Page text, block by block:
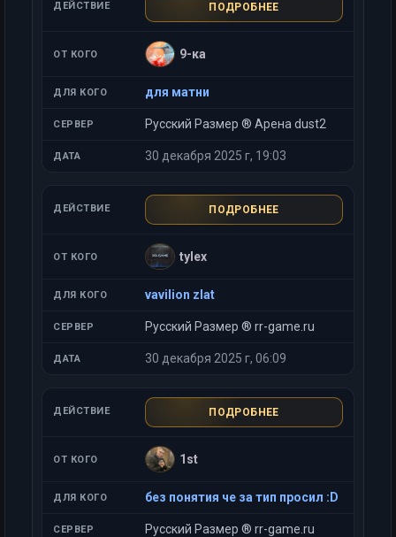
ПОДРОБНЕЕ
9-ка
для матни
Русский Размер ® Арена dust2
30 декабря 2025 г, 19:03
ПОДРОБНЕЕ
tylex
vavilion zlat
Русский Размер ® rr-game.ru
30 декабря 2025 г, 06:09
ПОДРОБНЕЕ
1st
без понятия че за тип просил :D
Русский Размер ® rr-game.ru